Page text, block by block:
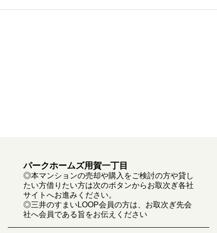
パークホームズ用賀一丁目
◎本マンションの売却や購入をご検討の方や貸し
たい方借りたい方は次のボタンからお取次ぎ各社
サイトへお進みください。
◎三井のすまいLOOP会員の方は、お取次ぎ先会
社へ会員である旨をお伝えください